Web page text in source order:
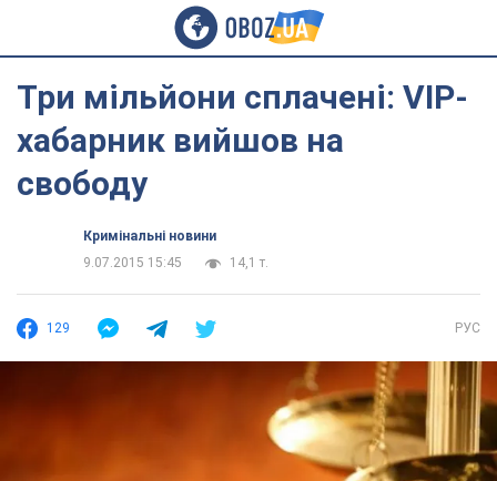
Три мільйони сплачені: VIP-
хабарник вийшов на
свободу
Кримінальні новини
9.07.2015 15:45
14,1 т.
129 РУС